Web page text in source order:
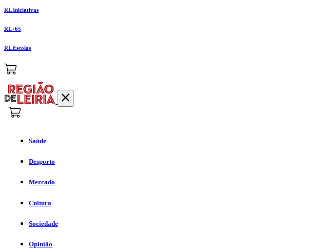
RL Iniciativas
RL+65
RL Escolas
Saúde
Desporto
Mercado
Cultura
Sociedade
Opinião